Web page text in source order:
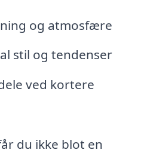
og atmosfære
stil og tendenser
ved kortere
du ikke blot en